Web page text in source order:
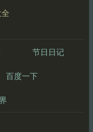
节日日记
百度一下